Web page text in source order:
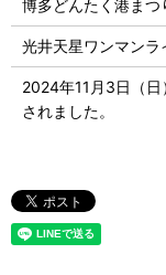
博多どんたく港ま
光井天星ワンマン
2024年11月3日（
されました。